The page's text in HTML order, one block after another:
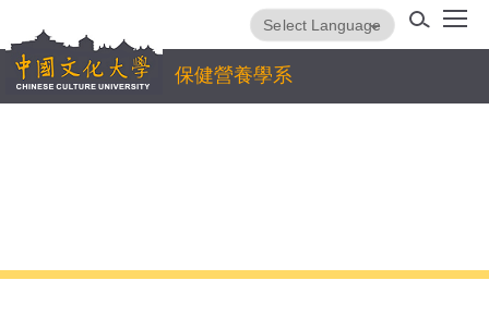
到
主
要
保健營養學系
Translate